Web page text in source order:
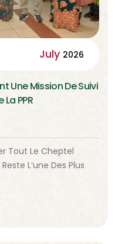
July 2026
Une Mission De Suivi
PPR
Tout Le Cheptel
L’une Des Plus